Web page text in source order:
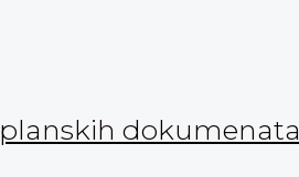
dokumenata